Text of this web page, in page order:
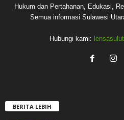
Hukum dan Pertahanan, Edukasi,
Semua informasi Sulawesi
Hubungi kami:
BERITA LEBIH